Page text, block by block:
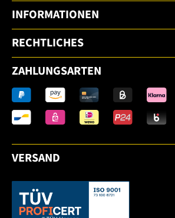
INFORMATIONEN
RECHTLICHES
ZAHLUNGSARTEN
VERSAND
Dieser Link öffnet sich in einem neuen Tab.